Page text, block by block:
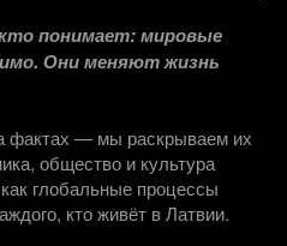
понимает: мировые
Они меняют жизнь
фактах — мы раскрываем их
общество и культура
глобальные процессы
кто живёт в Латвии.